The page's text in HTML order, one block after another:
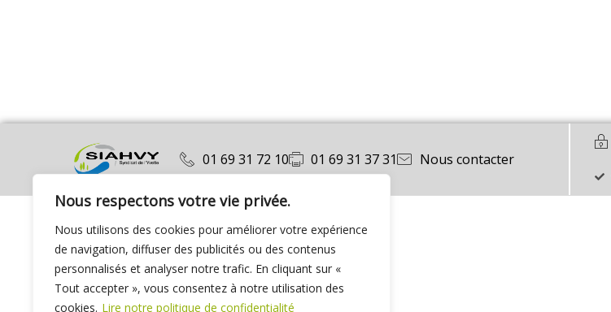
Nous respectons votre vie privée.
Nous utilisons des cookies pour améliorer votre expérience
de navigation, diffuser des publicités ou des contenus
personnalisés et analyser notre trafic. En cliquant sur «
Tout accepter », vous consentez à notre utilisation des
cookies. Lire notre politique de confidentialité
01 69 31 72 10 01 69 31 37 31 Nous contacter